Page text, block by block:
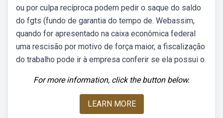
ou por culpa recíproca podem pedir o saque do saldo
do fgts (fundo de garantia do tempo de. Webassim,
quando for apresentado na caixa econômica federal
uma rescisão por motivo de força maior, a fiscalização
do trabalho pode ir à empresa conferir se ela possui o.
For more information, click the button below.
LEARN MORE